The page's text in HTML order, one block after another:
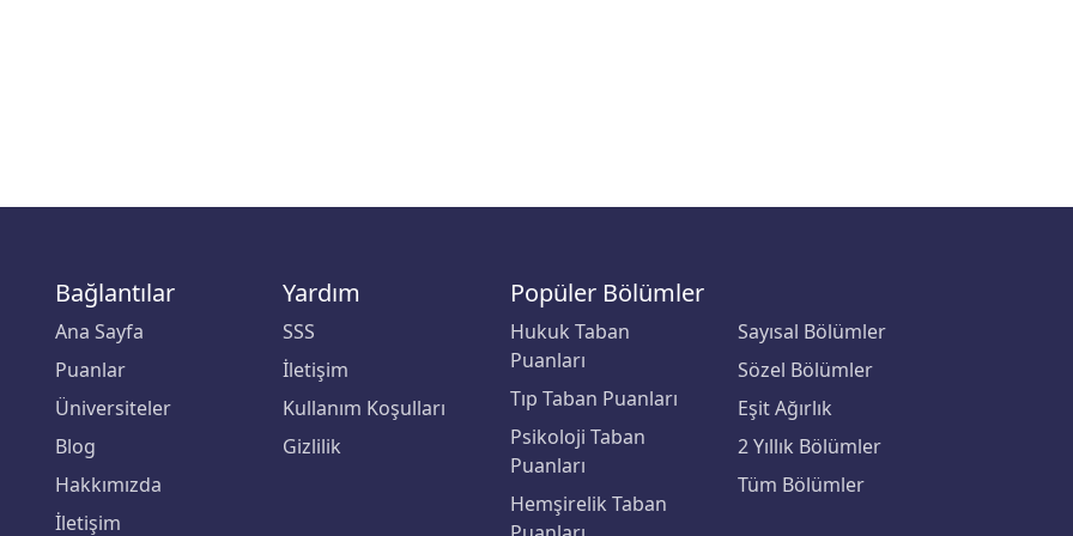
Bağlantılar
Ana Sayfa
Puanlar
Üniversiteler
Blog
Hakkımızda
İletişim
Yardım
SSS
İletişim
Kullanım Koşulları
Gizlilik
Popüler Bölümler
Hukuk Taban
Puanları
Tıp Taban Puanları
Psikoloji Taban
Puanları
Hemşirelik Taban
Sayısal Bölümler
Sözel Bölümler
Eşit Ağırlık
2 Yıllık Bölümler
Tüm Bölümler